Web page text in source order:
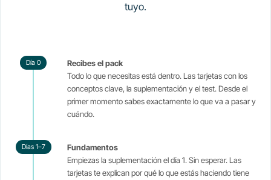
tuyo.
Día 0
Recibes el pack
Todo lo que necesitas está dentro. Las tarjetas con los
conceptos clave, la suplementación y el test. Desde el
primer momento sabes exactamente lo que va a pasar y
cuándo.
Días 1–7
Fundamentos
Empiezas la suplementación el día 1. Sin esperar. Las
tarjetas te explican por qué lo que estás haciendo tiene